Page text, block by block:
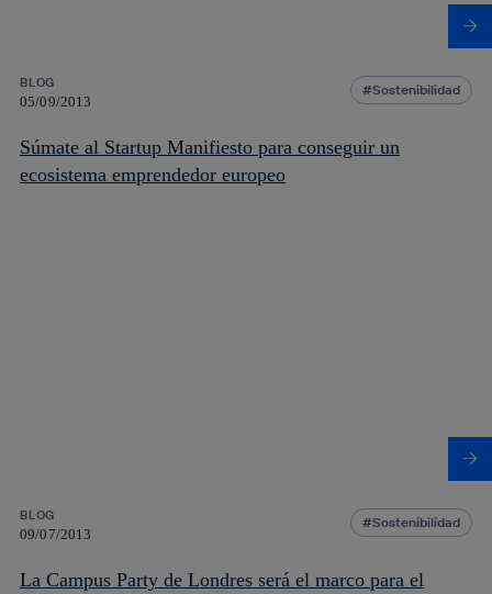
BLOG
05/09/2013
Sostenibilidad
Súmate al Startup Manifiesto para conseguir un
ecosistema emprendedor europeo
BLOG
09/07/2013
Sostenibilidad
La Campus Party de Londres será el marco para el